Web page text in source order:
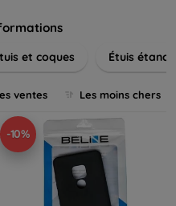
aux designs
le cuir, le silicone, et
tout en assurant la
et coques Étuis
ventes Les moins chers
-10%